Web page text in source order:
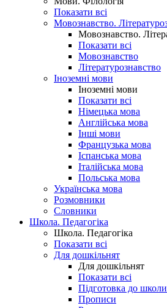
Показати всі
Мовознавство.
Мовознавство.
Показати всі
Мовознавство
Літературознавство
Іноземні мови
Іноземні мови
Показати всі
Німецька мова
Англійська мова
Інші мови
Французька мова
Іспанська мова
Італійська мова
Польська мова
Українська мова
Розмовники
Словники
Школа. Педагогіка
Школа. Педагогіка
Показати всі
Для дошкільнят
Для дошкільнят
Показати всі
Підготовка до
Прописи